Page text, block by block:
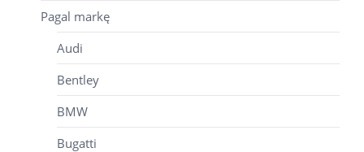
Pagal markę
Audi
Bentley
BMW
Bugatti